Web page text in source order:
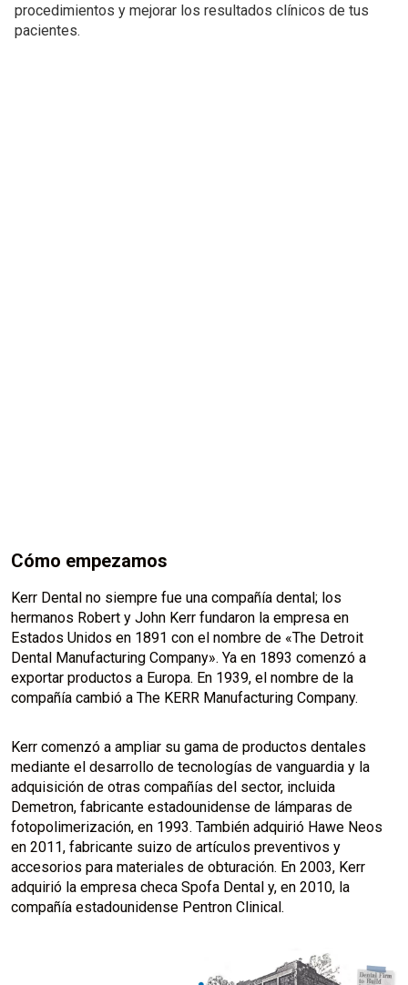
procedimientos y mejorar los resultados clínicos de tus
pacientes.
Cómo empezamos
Kerr Dental no siempre fue una compañía dental; los
hermanos Robert y John Kerr fundaron la empresa en
Estados Unidos en 1891 con el nombre de «The Detroit
Dental Manufacturing Company». Ya en 1893 comenzó a
exportar productos a Europa. En 1939, el nombre de la
compañía cambió a The KERR Manufacturing Company.
Kerr comenzó a ampliar su gama de productos dentales
mediante el desarrollo de tecnologías de vanguardia y la
adquisición de otras compañías del sector, incluida
Demetron, fabricante estadounidense de lámparas de
fotopolimerización, en 1993. También adquirió Hawe Neos
en 2011, fabricante suizo de artículos preventivos y
accesorios para materiales de obturación. En 2003, Kerr
adquirió la empresa checa Spofa Dental y, en 2010, la
compañía estadounidense Pentron Clinical.